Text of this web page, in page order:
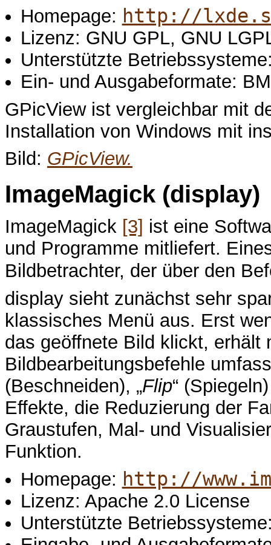
Homepage: http://
Lizenz: GNU GPL, GNU
Unterstützte
Ein- und Ausgabeformate:
GPicView ist vergleichbar mit
Installation von Windows mit
Bild: GPicView.
ImageMagick (display)
ImageMagick [3] ist eine
und Programme mitliefert.
Bildbetrachter, der über den
display sieht zunächst sehr
klassisches Menü aus. Erst
das geöffnete Bild klickt, erhält
Bildbearbeitungsbefehle
(Beschneiden), „Flip“
Effekte, die Reduzierung der
Graustufen, Mal- und
Funktion.
Homepage: http://
Lizenz: Apache 2.0 License
Unterstützte